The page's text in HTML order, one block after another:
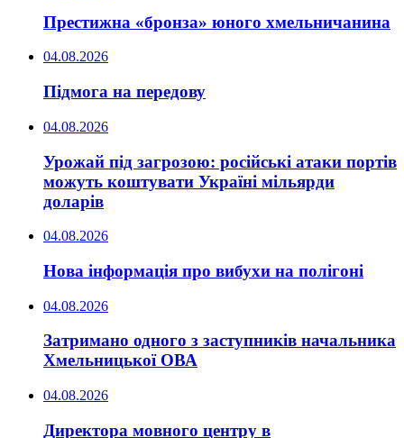
Престижна «бронза» юного хмельничанина
04.08.2026
Підмога на передову
04.08.2026
Урожай під загрозою: російські атаки портів
можуть коштувати Україні мільярди
доларів
04.08.2026
Нова інформація про вибухи на полігоні
04.08.2026
Затримано одного з заступників начальника
Хмельницької ОВА
04.08.2026
Директора мовного центру в